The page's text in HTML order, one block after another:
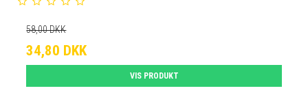
58,00 DKK
34,80 DKK
VIS PRODUKT